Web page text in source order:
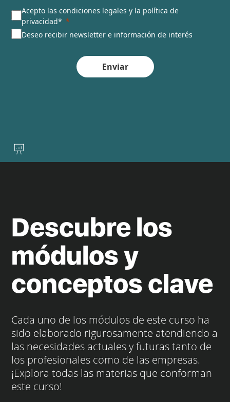
Acepto las condiciones legales y la política de
privacidad*
Deseo recibir newsletter e información de interés
Enviar
Descubre los
módulos y
conceptos clave
Cada uno de los módulos de este curso ha
sido elaborado rigurosamente atendiendo a
las necesidades actuales y futuras tanto de
los profesionales como de las empresas.
¡Explora todas las materias que conforman
este curso!